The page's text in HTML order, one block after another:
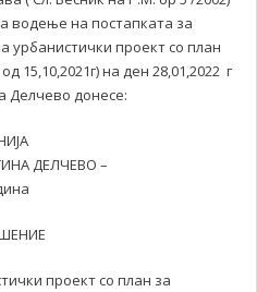
водење на постапката за
проект со план
15,10,2021г) на ден 28,01,2022 г
Делчево донесе:
ДЕЛЧЕВО –
проект со план за